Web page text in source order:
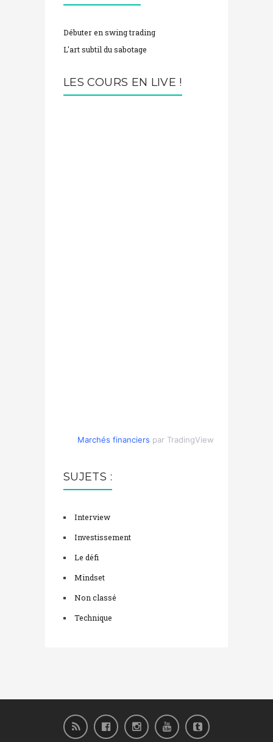
Débuter en swing trading
L'art subtil du sabotage
LES COURS EN LIVE !
Marchés financiers par TradingView
SUJETS :
Interview
Investissement
Le défi
Mindset
Non classé
Technique